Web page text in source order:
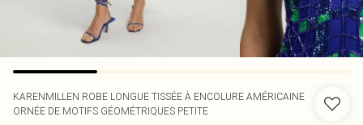
KARENMILLEN ROBE LONGUE TISSÉE À ENCOLURE AMÉRICAINE
ORNÉE DE MOTIFS GÉOMÉTRIQUES PETITE